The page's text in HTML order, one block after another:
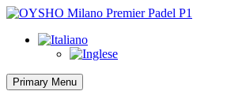
Skip
content
Primary Menu